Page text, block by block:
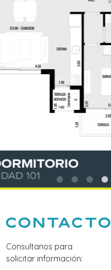
Contacto
Consultanos para
solicitar información: